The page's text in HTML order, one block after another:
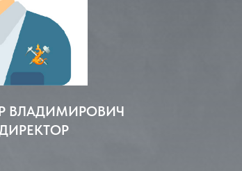
ВЛАДИМИРОВИЧ